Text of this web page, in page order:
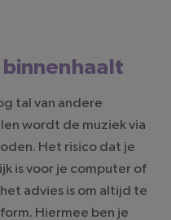
binnenhaalt
tal van andere
wordt de muziek via
Het risico dat je
is voor je computer of
advies is om altijd te
Hiermee ben je